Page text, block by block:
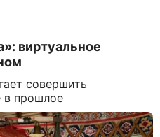
виртуальное
совершить
в прошлое